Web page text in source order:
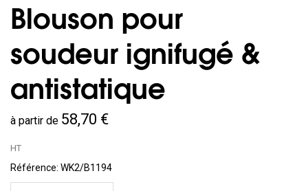
Blouson pour
soudeur ignifugé &
antistatique
à partir de 58,70 €
HT
Référence: WK2/B1194